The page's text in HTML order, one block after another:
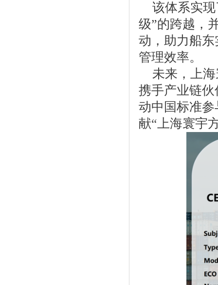
该体系实
级”的跨越，
动，助力船
管理效率。
未来，上
携手产业链
动中国标准
献“上海寰宇